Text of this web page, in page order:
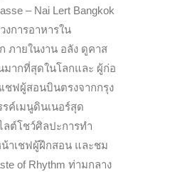
– Nai Lert Bangkok
งการอาหารใน
ภายในงาน อลัง ดูคาส
มากที่สุดในโลกและ ผู้ก่อ
ชฟผู้สอนบินตรงจากกรุง
รค์เมนูดินเนอร์สุด
ลต์โชว์ศิลปะการทำ
าเชฟผู้ฝึกสอน และชม
of Rhythm ท่ามกลาง